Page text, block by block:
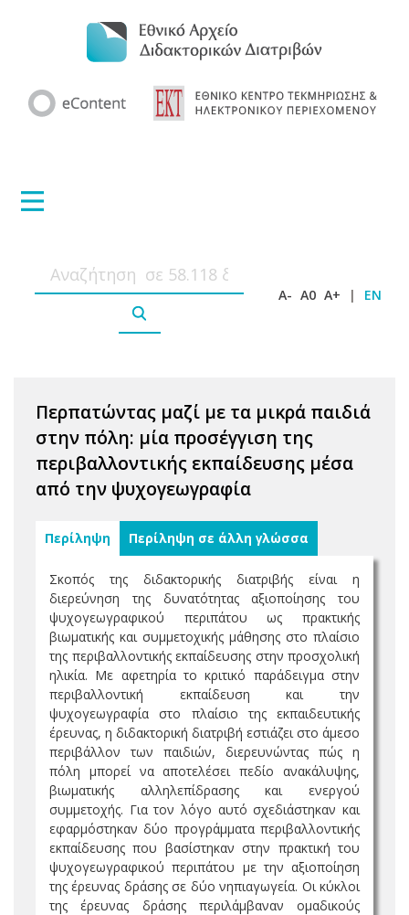
A- A0 A+ | EN
Περπατώντας μαζί με τα μικρά παιδιά
στην πόλη: μία προσέγγιση της
περιβαλλοντικής εκπαίδευσης μέσα
από την ψυχογεωγραφία
Περίληψη Περίληψη σε άλλη γλώσσα
Σκοπός της διδακτορικής διατριβής είναι η
διερεύνηση της δυνατότητας αξιοποίησης του
ψυχογεωγραφικού περιπάτου ως πρακτικής
βιωματικής και συμμετοχικής μάθησης στο πλαίσιο
της περιβαλλοντικής εκπαίδευσης στην προσχολική
ηλικία. Με αφετηρία το κριτικό παράδειγμα στην
περιβαλλοντική εκπαίδευση και την
ψυχογεωγραφία στο πλαίσιο της εκπαιδευτικής
έρευνας, η διδακτορική διατριβή εστιάζει στο άμεσο
περιβάλλον των παιδιών, διερευνώντας πώς η
πόλη μπορεί να αποτελέσει πεδίο ανακάλυψης,
βιωματικής αλληλεπίδρασης και ενεργού
συμμετοχής. Για τον λόγο αυτό σχεδιάστηκαν και
εφαρμόστηκαν δύο προγράμματα περιβαλλοντικής
εκπαίδευσης που βασίστηκαν στην πρακτική του
ψυχογεωγραφικού περιπάτου με την αξιοποίηση
της έρευνας δράσης σε δύο νηπιαγωγεία. Οι κύκλοι
της έρευνας δράσης περιλάμβαναν ομαδικούς